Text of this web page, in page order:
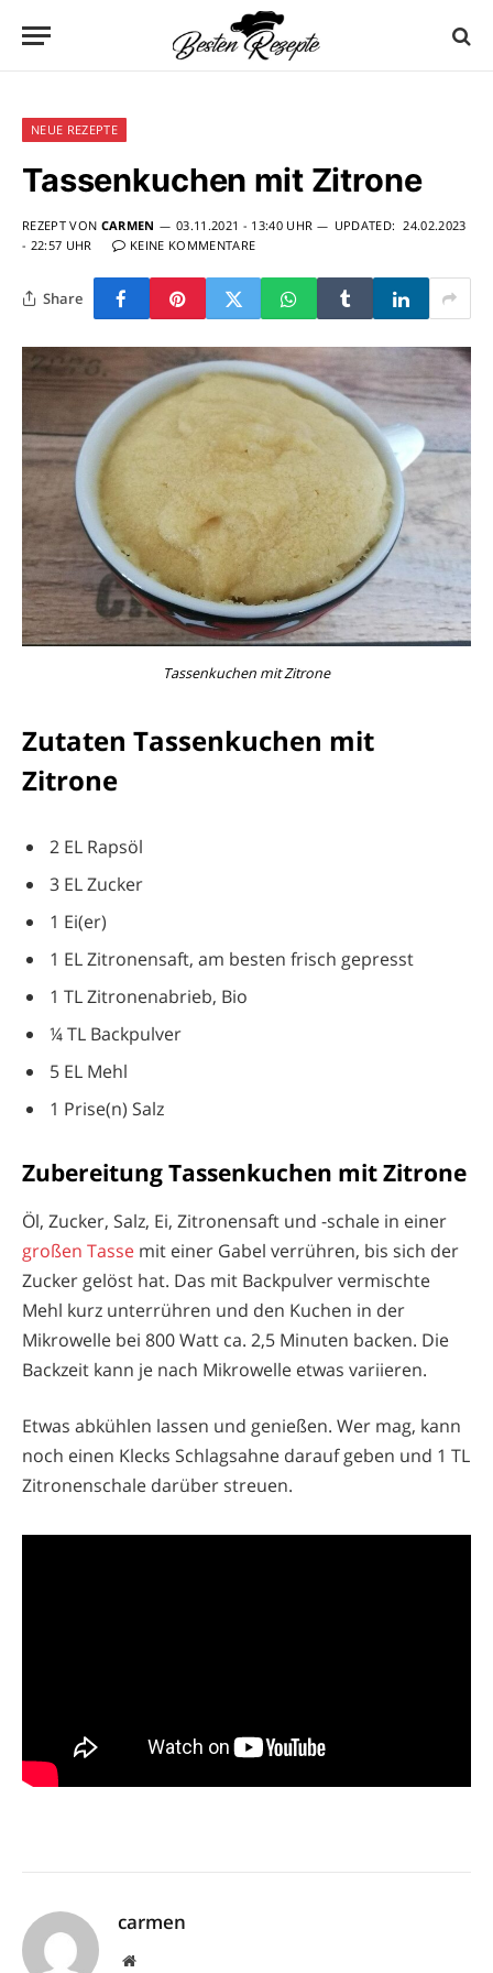
NEUE REZEPTE
Tassenkuchen mit Zitrone
REZEPT VON CARMEN 03.11.2021 - 13:40 UHR UPDATED: 24.02.2023
- 22:57 UHR
KEINE KOMMENTARE
Share
Tassenkuchen mit Zitrone
Zutaten Tassenkuchen mit
Zitrone
2 EL Rapsöl
3 EL Zucker
1 Ei(er)
1 EL Zitronensaft, am besten frisch gepresst
1 TL Zitronenabrieb, Bio
¼ TL Backpulver
5 EL Mehl
1 Prise(n) Salz
Zubereitung Tassenkuchen mit Zitrone
Öl, Zucker, Salz, Ei, Zitronensaft und -schale in einer
großen Tasse mit einer Gabel verrühren, bis sich der
Zucker gelöst hat. Das mit Backpulver vermischte
Mehl kurz unterrühren und den Kuchen in der
Mikrowelle bei 800 Watt ca. 2,5 Minuten backen. Die
Backzeit kann je nach Mikrowelle etwas variieren.
Etwas abkühlen lassen und genießen. Wer mag, kann
noch einen Klecks Schlagsahne darauf geben und 1 TL
Zitronenschale darüber streuen.
carmen
Website